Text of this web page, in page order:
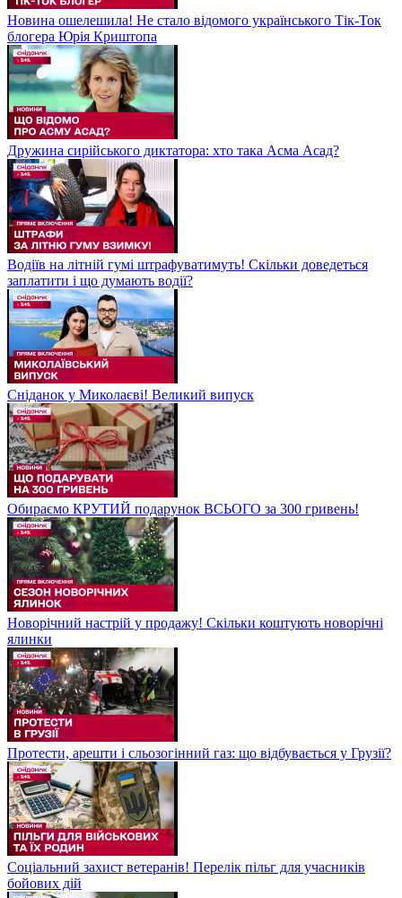
Новина ошелешила! Не стало відомого українського Тік-Ток
блогера Юрія Криштопа
Дружина сирійського диктатора: хто така Асма Асад?
Водіїв на літній гумі штрафуватимуть! Скільки доведеться
заплатити і що думають водії?
Сніданок у Миколаєві! Великий випуск
Обираємо КРУТИЙ подарунок ВСЬОГО за 300 гривень!
Новорічний настрій у продажу! Скільки коштують новорічні
ялинки
Протести, арешти і сльозогінний газ: що відбувається у Грузії?
Соціальний захист ветеранів! Перелік пільг для учасників
бойових дій